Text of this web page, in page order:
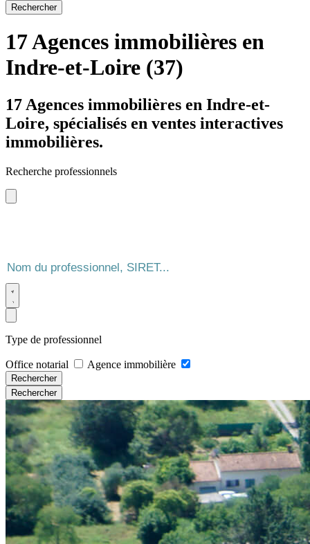
Rechercher
17 Agences immobilières en
Indre-et-Loire (37)
17 Agences immobilières en Indre-et-
Loire, spécialisés en ventes interactives
immobilières.
Recherche professionnels
Type de professionnel
Office notarial Agence immobilière
Rechercher
Rechercher